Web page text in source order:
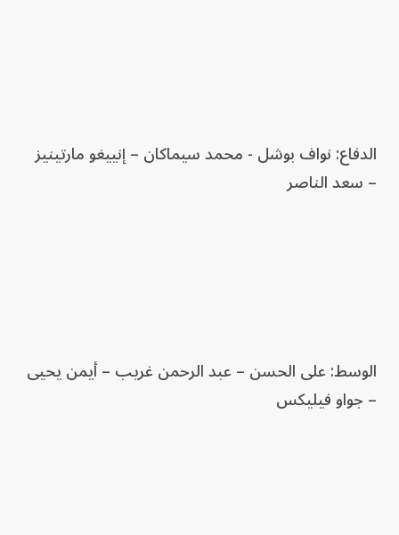
الدفاع: نواف بوشل - محمد سيماكان – إنييغو مارتينيز
– سعد الناصر
الوسط: على الحسن – عبد الرحمن غريب – أيمن يحيى
– جواو فيليكس